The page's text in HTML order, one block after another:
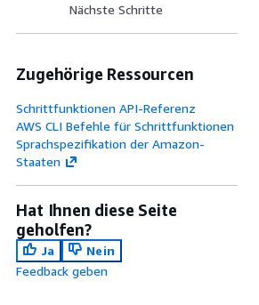
Nächste Schritte
Zugehörige Ressourcen
Schrittfunktionen API-Referenz
AWS CLI Befehle für Schrittfunktionen
Sprachspezifikation der Amazon-
Staaten
Hat Ihnen diese Seite
geholfen?
Ja
Nein
Feedback geben